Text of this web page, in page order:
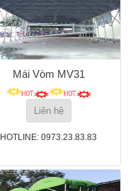
Mái Vòm MV31
Liên hệ
HOTLINE: 0973.23.83.83